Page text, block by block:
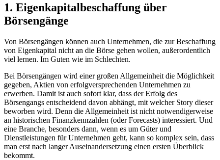
1. Eigenkapitalbeschaffung über
Börsengänge
Von Börsengängen können auch Unternehmen, die zur Beschaffung
von Eigenkapital nicht an die Börse gehen wollen, außerordentlich
viel lernen. Im Guten wie im Schlechten.
Bei Börsengängen wird einer großen Allgemeinheit die Möglichkeit
gegeben, Aktien von erfolgversprechenden Unternehmen zu
erwerben. Damit ist auch sofort klar, dass der Erfolg des
Börsengangs entscheidend davon abhängt, mit welcher Story dieser
beworben wird. Denn die Allgemeinheit ist nicht notwendigerweise
an historischen Finanzkennzahlen (oder Forecasts) interessiert. Und
eine Branche, besonders dann, wenn es um Güter und
Dienstleistungen für Unternehmen geht, kann so komplex sein, dass
man erst nach langer Auseinandersetzung einen ersten Überblick
bekommt.